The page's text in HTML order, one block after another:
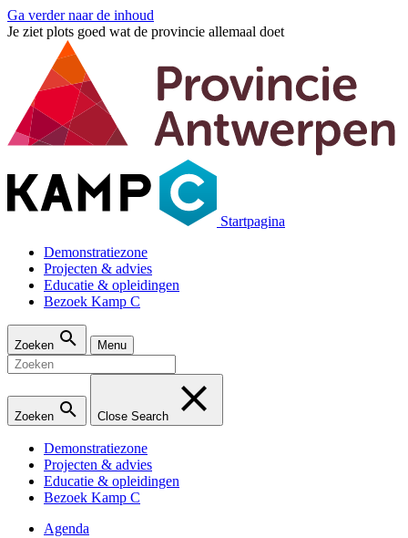
Ga verder naar de inhoud
Je ziet plots goed wat de provincie allemaal doet
Startpagina
Demonstratiezone
Projecten & advies
Educatie & opleidingen
Bezoek Kamp C
Zoeken Menu
Zoeken Close Search
Demonstratiezone
Projecten & advies
Educatie & opleidingen
Bezoek Kamp C
Agenda